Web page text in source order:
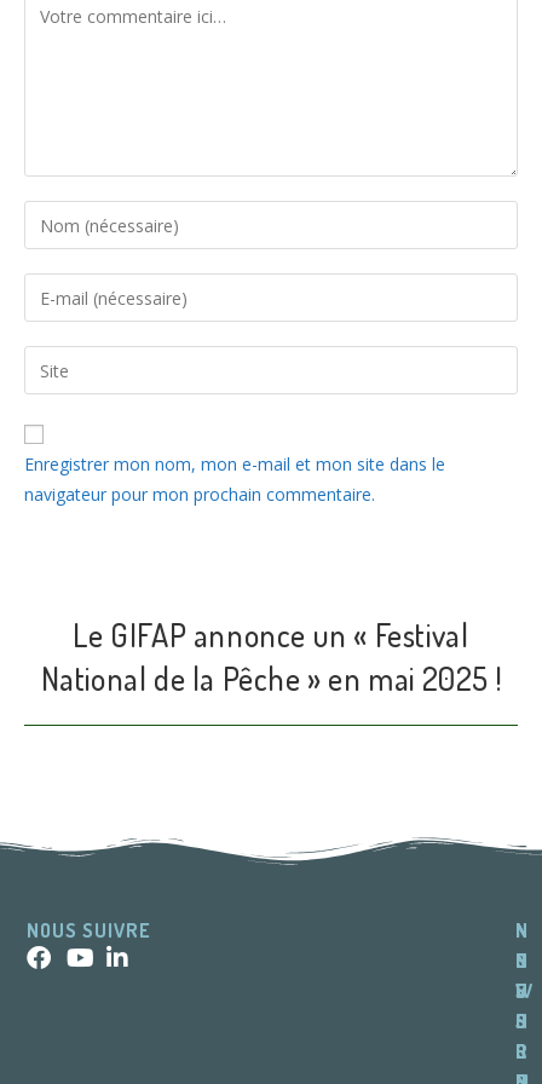
Enregistrer mon nom, mon e-mail et mon site dans le
navigateur pour mon prochain commentaire.
Le GIFAP annonce un « Festival
National de la Pêche » en mai 2025 !
NOUS SUIVRE
N
O
U
S
C
N
O
S
H
O
I
N
F
O
R
N
E
W
S
L